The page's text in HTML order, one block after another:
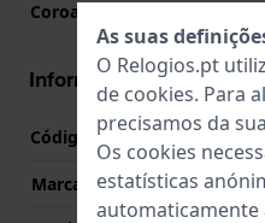
Coroa
Informações movimento
Código do movimento nº
Marca de movimento
As suas
O Relogios.pt
de cookies. Para
precisamos da
Os cookies
estatísticas
automaticamente